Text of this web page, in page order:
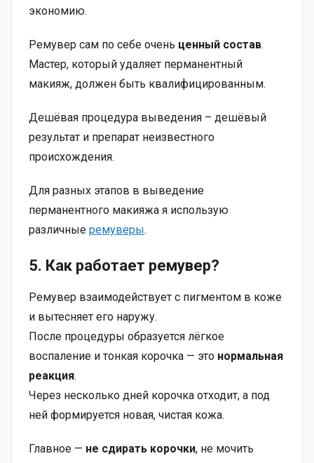
экономию.
Ремувер сам по себе очень ценный состав.
Мастер, который удаляет перманентный
макияж, должен быть квалифицированным.
Дешёвая процедура выведения – дешёвый
результат и препарат неизвестного
происхождения.
Для разных этапов в выведение
перманентного макияжа я использую
различные ремуверы.
5. Как работает ремувер?
Ремувер взаимодействует с пигментом в коже
и вытесняет его наружу.
После процедуры образуется лёгкое
воспаление и тонкая корочка — это нормальная
реакция.
Через несколько дней корочка отходит, а под
ней формируется новая, чистая кожа.
Главное — не сдирать корочки, не мочить